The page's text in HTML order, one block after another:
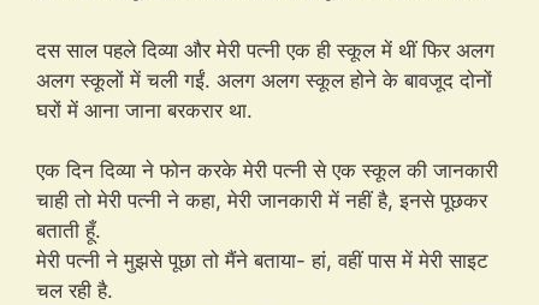
दस साल पहले दिव्या और मेरी पत्नी एक ही स्कूल में थीं फिर अलग
अलग स्कूलों में चली गईं. अलग अलग स्कूल होने के बावजूद दोनों
घरों में आना जाना बरकरार था.
एक दिन दिव्या ने फोन करके मेरी पत्नी से एक स्कूल की जानकारी
चाही तो मेरी पत्नी ने कहा, मेरी जानकारी में नहीं है, इनसे पूछकर
बताती हूँ.
मेरी पत्नी ने मुझसे पूछा तो मैंने बताया- हां, वहीं पास में मेरी साइट
चल रही है.